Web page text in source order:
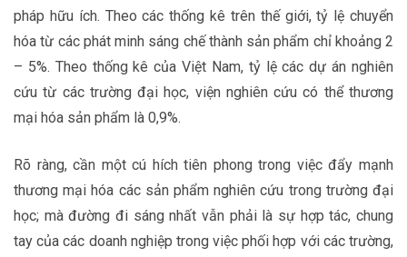
pháp hữu ích. Theo các thống kê trên thế giới, tỷ lệ chuyển
hóa từ các phát minh sáng chế thành sản phẩm chỉ khoảng 2
– 5%. Theo thống kê của Việt Nam, tỷ lệ các dự án nghiên
cứu từ các trường đại học, viện nghiên cứu có thể thương
mại hóa sản phẩm là 0,9%.
Rõ ràng, cần một cú hích tiên phong trong việc đẩy mạnh
thương mại hóa các sản phẩm nghiên cứu trong trường đại
học; mà đường đi sáng nhất vẫn phải là sự hợp tác, chung
tay của các doanh nghiệp trong việc phối hợp với các trường,